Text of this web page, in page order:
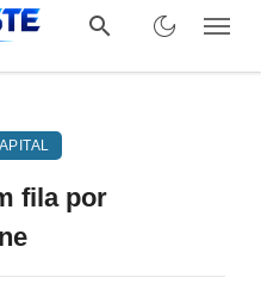
fila por